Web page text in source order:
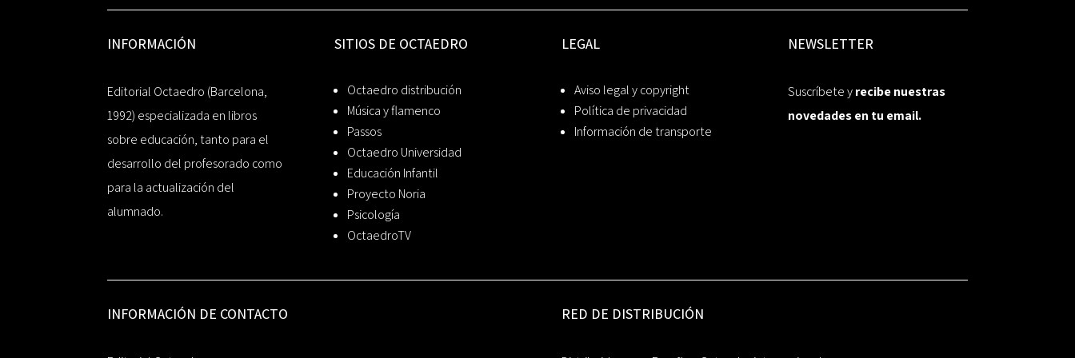
INFORMACIÓN
Editorial Octaedro (Barcelona,
1992) especializada en libros
sobre educación, tanto para el
desarrollo del profesorado como
para la actualización del
alumnado.
SITIOS DE OCTAEDRO
Octaedro distribución
Música y flamenco
Passos
Octaedro Universidad
Educación Infantil
Proyecto Noria
Psicología
OctaedroTV
LEGAL
Aviso legal y copyright
Política de privacidad
Información de transporte
NEWSLETTER
Suscríbete yrecibe nuestras
novedades en tu email.
INFORMACIÓN DE CONTACTO RED DE DISTRIBUCIÓN